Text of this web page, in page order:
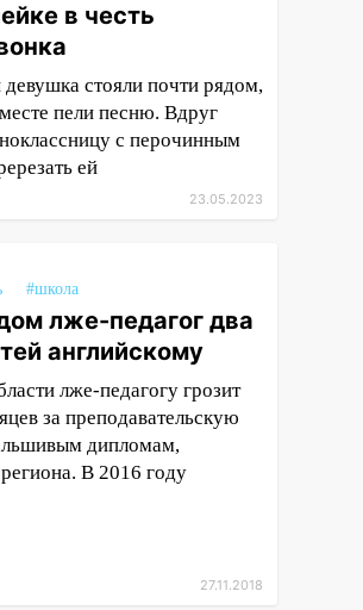
в честь
стояли почти рядом,
пели песню. Вдруг
с перочинным
ей
23.05.2023
#школа
лже-педагог два
английскому
лже-педагогу грозит
за преподавательскую
дипломам,
В 2016 году
27.11.2018